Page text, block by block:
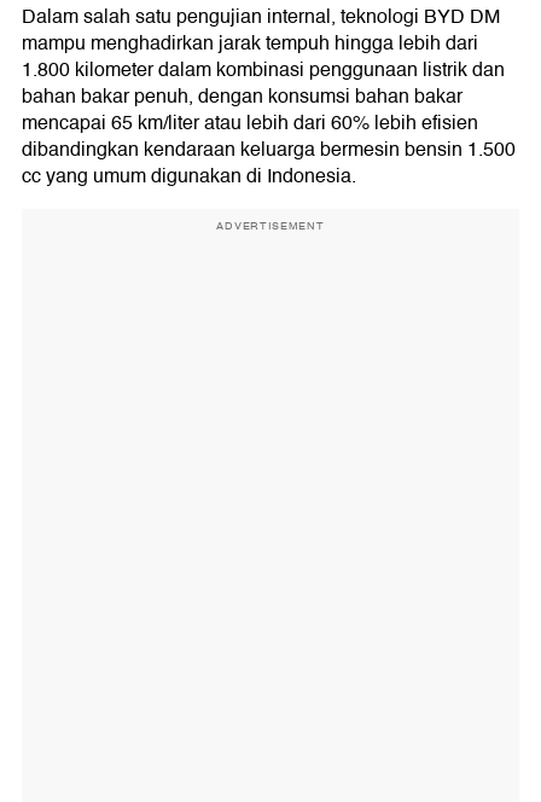
Dalam salah satu pengujian internal, teknologi BYD DM
mampu menghadirkan jarak tempuh hingga lebih dari
1.800 kilometer dalam kombinasi penggunaan listrik dan
bahan bakar penuh, dengan konsumsi bahan bakar
mencapai 65 km/liter atau lebih dari 60% lebih efisien
dibandingkan kendaraan keluarga bermesin bensin 1.500
cc yang umum digunakan di Indonesia.
ADVERTISEMENT